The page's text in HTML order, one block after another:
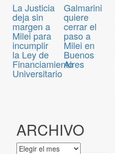
La Justicia
deja sin
margen a
Milei para
incumplir
la Ley de
Financiamiento
Universitario
Galmarini
quiere
cerrar el
paso a
Milei en
Buenos
Aires
ARCHIVO